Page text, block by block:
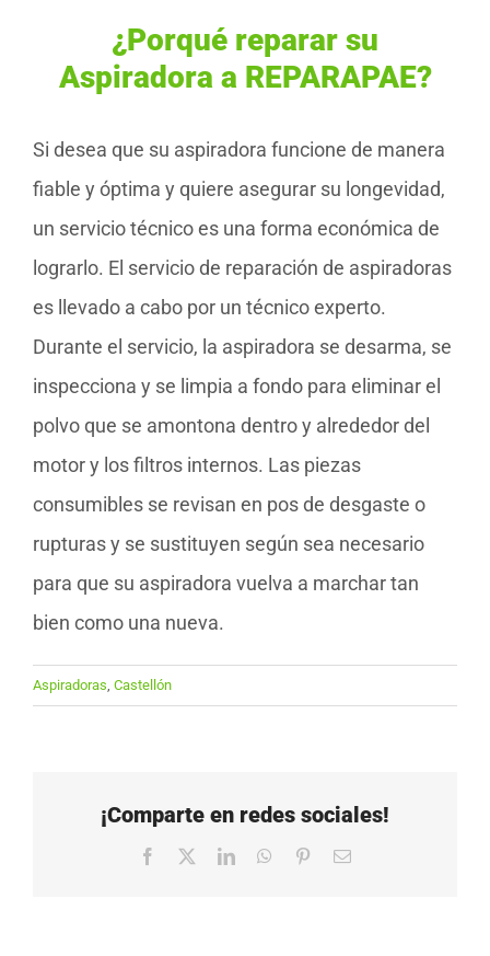
¿Porqué reparar su
Aspiradora a REPARAPAE?
Si desea que su aspiradora funcione de manera
fiable y óptima y quiere asegurar su longevidad,
un servicio técnico es una forma económica de
lograrlo. El servicio de reparación de aspiradoras
es llevado a cabo por un técnico experto.
Durante el servicio, la aspiradora se desarma, se
inspecciona y se limpia a fondo para eliminar el
polvo que se amontona dentro y alrededor del
motor y los filtros internos. Las piezas
consumibles se revisan en pos de desgaste o
rupturas y se sustituyen según sea necesario
para que su aspiradora vuelva a marchar tan
bien como una nueva.
Aspiradoras, Castellón
¡Comparte en redes sociales!
Facebook LinkedInWhatsApp
PinterestCorreo